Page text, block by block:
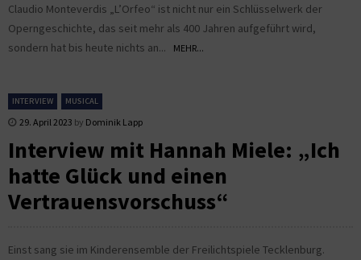
Claudio Monteverdis „L’Orfeo“ ist nicht nur ein Schlüsselwerk der
Operngeschichte, das seit mehr als 400 Jahren aufgeführt wird,
sondern hat bis heute nichts an...
MEHR...
INTERVIEW MUSICAL
29. April 2023 by Dominik Lapp
Interview mit Hannah Miele: „Ich
hatte Glück und einen
Vertrauensvorschuss“
Einst sang sie im Kinderensemble der Freilichtspiele Tecklenburg.